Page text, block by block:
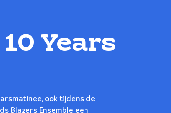
Years
ook tijdens de
Blazers Ensemble een